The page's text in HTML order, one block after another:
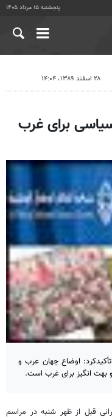
پنجشنبه ۱۵ مرداد ۱۴۰۵
۲۸ اسفند ۱۳۸۹، ۱۴:۰۴
برای غرب
اوضاع جهان عرب و
انگیز برای غرب است.
قبل از ظهر شنبه در مراسم